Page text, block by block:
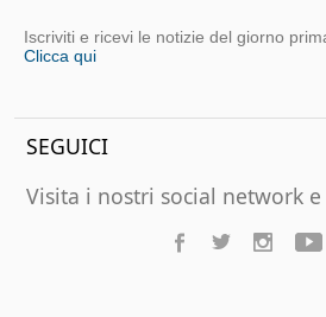
Iscriviti e ricevi le notizie del giorno
Clicca qui
SEGUICI
Visita i nostri social network